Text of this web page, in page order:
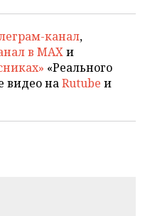
канал,
в MAXи
«Реального
видео наRutube и